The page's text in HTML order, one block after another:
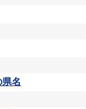
名